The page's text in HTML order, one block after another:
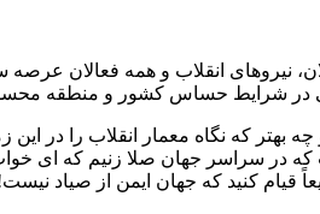
نیروهای انقلاب و همه فعالان
در شرایط حساس کشور و منطقه
بهتر که نگاه معمار انقلاب را در
که در سراسر جهان صلا زنیم که ای
قیام کنید که جهان ایمن از صیاد